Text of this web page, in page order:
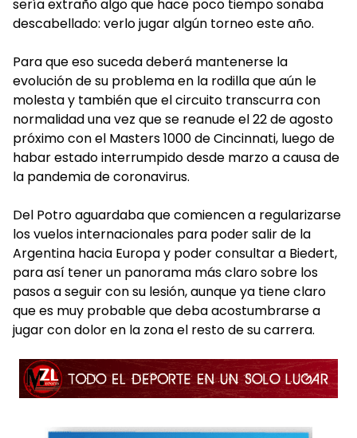
sería extraño algo que hace poco tiempo sonaba
descabellado: verlo jugar algún torneo este año.
Para que eso suceda deberá mantenerse la
evolución de su problema en la rodilla que aún le
molesta y también que el circuito transcurra con
normalidad una vez que se reanude el 22 de agosto
próximo con el Masters 1000 de Cincinnati, luego de
habar estado interrumpido desde marzo a causa de
la pandemia de coronavirus.
Del Potro aguardaba que comiencen a regularizarse
los vuelos internacionales para poder salir de la
Argentina hacia Europa y poder consultar a Biedert,
para así tener un panorama más claro sobre los
pasos a seguir con su lesión, aunque ya tiene claro
que es muy probable que deba acostumbrarse a
jugar con dolor en la zona el resto de su carrera.